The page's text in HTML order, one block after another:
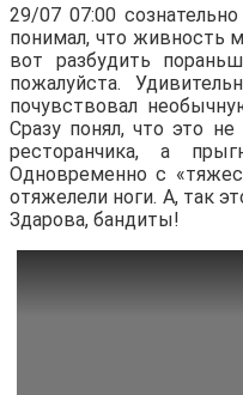
29/07 07:00
понимал, что живность
вот разбудить
пожалуйста.
почувствовал
Сразу понял, что это
ресторанчика, а
Одновременно с
отяжелели ноги. А, так
Здарова, бандиты!